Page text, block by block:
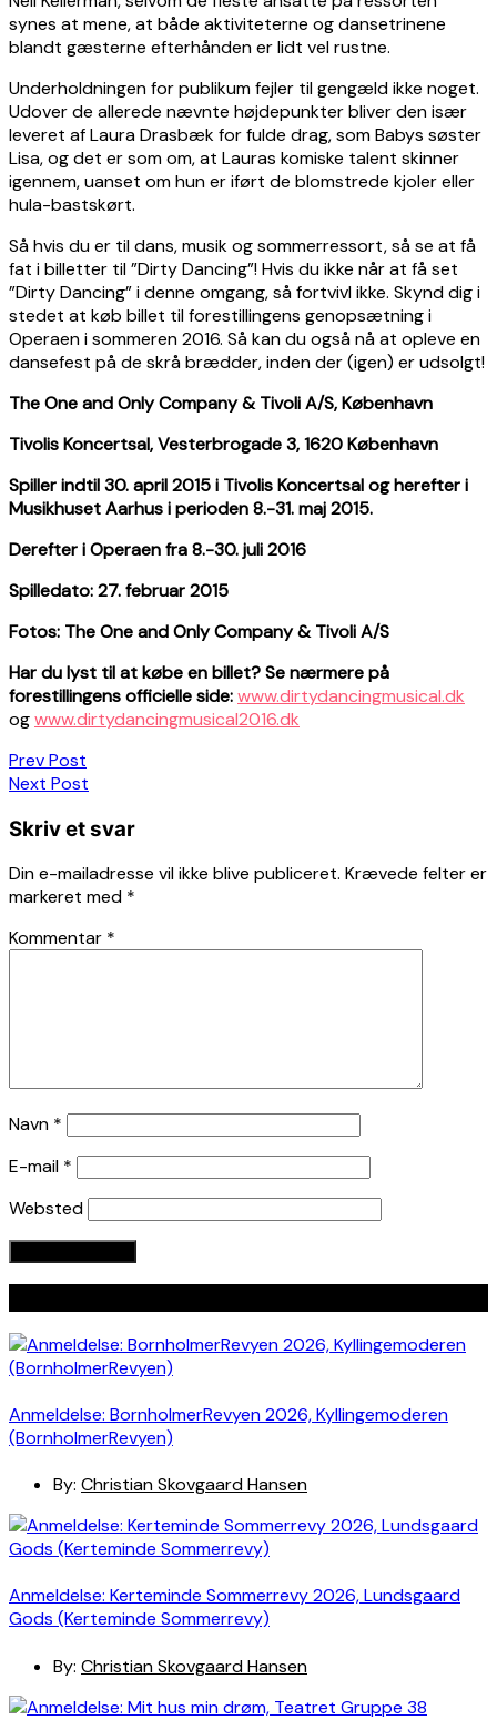
synes at mene, at både aktiviteterne og dansetrinene
blandt gæsterne efterhånden er lidt vel rustne.
Underholdningen for publikum fejler til gengæld ikke noget.
Udover de allerede nævnte højdepunkter bliver den især
leveret af Laura Drasbæk for fulde drag, som Babys søster
Lisa, og det er som om, at Lauras komiske talent skinner
igennem, uanset om hun er iført de blomstrede kjoler eller
hula-bastskørt.
Så hvis du er til dans, musik og sommerressort, så se at få
fat i billetter til ”Dirty Dancing”! Hvis du ikke når at få set
”Dirty Dancing” i denne omgang, så fortvivl ikke. Skynd dig i
stedet at køb billet til forestillingens genopsætning i
Operaen i sommeren 2016. Så kan du også nå at opleve en
dansefest på de skrå brædder, inden der (igen) er udsolgt!
The One and Only Company & Tivoli A/S, København
Tivolis Koncertsal, Vesterbrogade 3, 1620 København
Spiller indtil 30. april 2015 i Tivolis Koncertsal og herefter i
Musikhuset Aarhus i perioden 8.-31. maj 2015.
Derefter i Operaen fra 8.-30. juli 2016
Spilledato: 27. februar 2015
Fotos: The One and Only Company & Tivoli A/S
Har du lyst til at købe en billet? Se nærmere på
forestillingens officielle side:www.dirtydancingmusical.dk
ogwww.dirtydancingmusical2016.dk
Indlægsnavigation
Prev Post
Next Post
Skriv et svar
Din e-mailadresse vil ikke blive publiceret. Krævede felter er
markeret med *
Kommentar *
Navn *
E-mail *
Websted
Anmeldelse: BornholmerRevyen 2026, Kyllingemoderen
(BornholmerRevyen)
By: Christian Skovgaard Hansen
Anmeldelse: Kerteminde Sommerrevy 2026, Lundsgaard
Gods (Kerteminde Sommerrevy)
By: Christian Skovgaard Hansen